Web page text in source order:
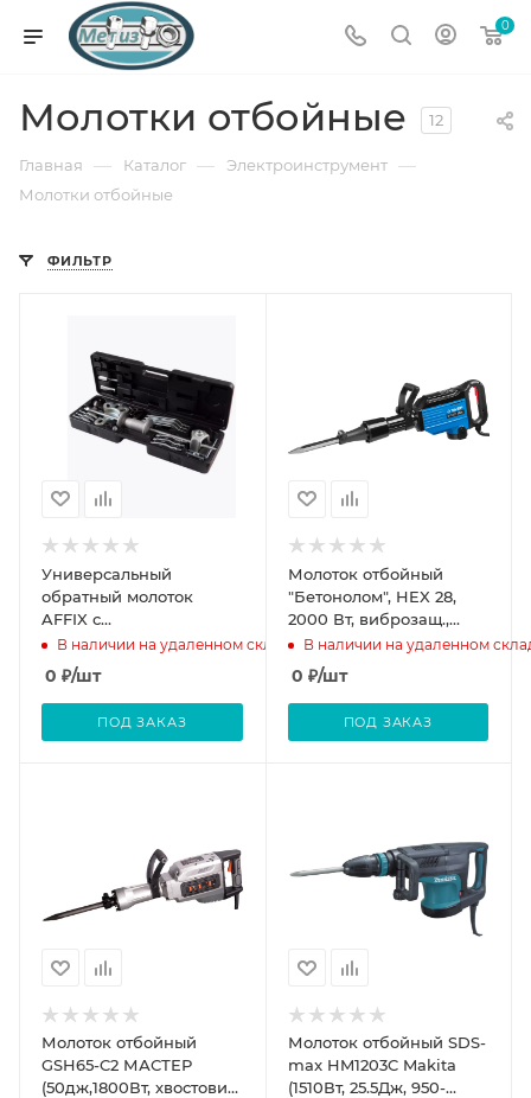
0
Молотки отбойные 12
Главная — Каталог — Электроинструмент —
Молотки отбойные
ФИЛЬТР
Универсальный
обратный молоток
AFFIX с
принадлежностями, 26
предметов, кейс
AF10040026С
В наличии на удаленном складе
0 ₽/шт
ПОД ЗАКАЗ
Молоток отбойный
"Бетонолом", HEX 28,
2000 Вт, виброзащ.,
ПРОФ ЗУБР
В наличии на удаленном
0 ₽/шт
ПОД ЗАКАЗ
Молоток отбойный
GSH65-C2 МАСТЕР
(50дж,1800Вт, хвостовик
Молоток отбойный SDS-
max HM1203C Makita
(1510Вт, 25.5Дж, 950-